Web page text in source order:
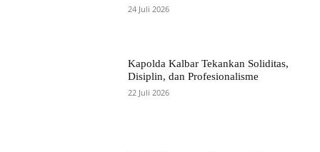
24 Juli 2026
Kapolda Kalbar Tekankan Soliditas,
Disiplin, dan Profesionalisme
22 Juli 2026